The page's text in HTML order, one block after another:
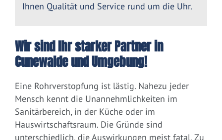
Ihnen Qualität und Service rund um die Uhr.
Wir sind Ihr starker Partner in
Cunewalde und Umgebung!
Eine Rohrverstopfung ist lästig. Nahezu jeder
Mensch kennt die Unannehmlichkeiten im
Sanitärbereich, in der Küche oder im
Hauswirtschaftsraum. Die Gründe sind
unterschiedlich, die Auswirkungen meist fatal. Zu